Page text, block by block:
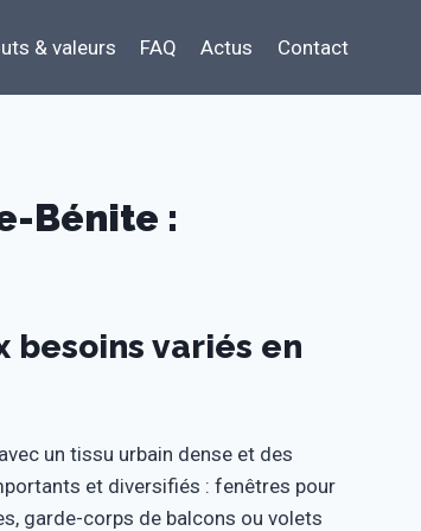
& valeurs FAQ Actus Contact
Bénite :
besoins variés en
un tissu urbain dense et des
et diversifiés : fenêtres pour
garde-corps de balcons ou volets